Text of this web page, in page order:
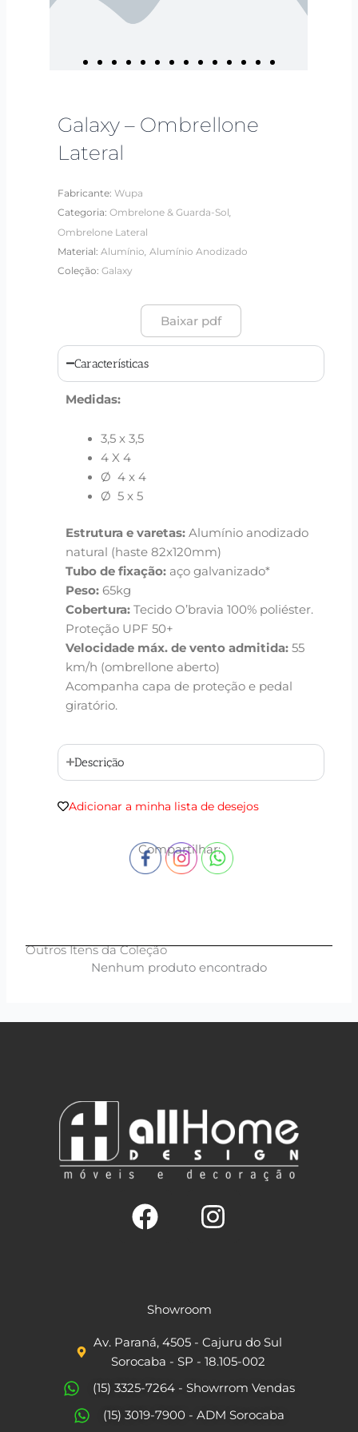
Galaxy – Ombrellone
Lateral
Fabricante:Wupa
Categoria:Ombrelone & Guarda-Sol,
Ombrelone Lateral
Material:Alumínio, Alumínio Anodizado
Coleção:Galaxy
Baixar pdf
Características
Medidas:
3,5 x 3,5
4 X 4
Ø 4 x 4
Ø 5 x 5
Estrutura e varetas:Alumínio anodizado
natural (haste 82x120mm)
Tubo de fixação: aço galvanizado*
Peso: 65kg
Cobertura:Tecido O’bravia 100% poliéster.
Proteção UPF 50+
Velocidade máx. de vento admitida: 55
km/h (ombrellone aberto)
Acompanha capa de proteção e pedal
giratório.
Descrição
Adicionar a minha lista de desejos
Compartilhar:
Outros Itens da Coleção
Nenhum produto encontrado
c
e
b
o
o
t
a
g
r
Showroom
Av. Paraná, 4505 - Cajuru do Sul
Sorocaba - SP - 18.105-002
(15) 3325-7264 - Showrrom Vendas
(15) 3019-7900 - ADM Sorocaba